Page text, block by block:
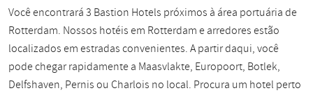
Você encontrará 3 Bastion Hotels próximos à área portuária de
Rotterdam. Nossos hotéis em Rotterdam e arredores estão
localizados em estradas convenientes. A partir daqui, você
pode chegar rapidamente a Maasvlakte, Europoort, Botlek,
Delfshaven, Pernis ou Charlois no local. Procura um hotel perto